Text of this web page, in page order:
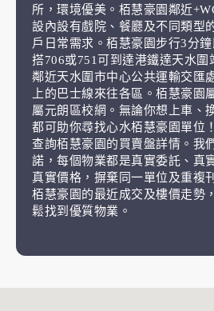
所，環境優美。栢慧豪園鄰近
設內設有戲院、餐廳及不同類型
戶日常需求。栢慧豪園步行3分
搭706或751可到達港鐵達天水圍
鄰近天水圍市中心公共運輸交匯
上的巴士線來往各區。栢慧豪園
屬元朗區校網。無論你想上車、
都可助你尋找心水栢慧豪園單位
查詢栢慧豪園的買賣盤詳情。我
諾，每個物業都是真實委託、真
真實價格，摒棄同一單位及重複
栢慧豪園的最近成交及樓價走勢
鬆找到優質物業。